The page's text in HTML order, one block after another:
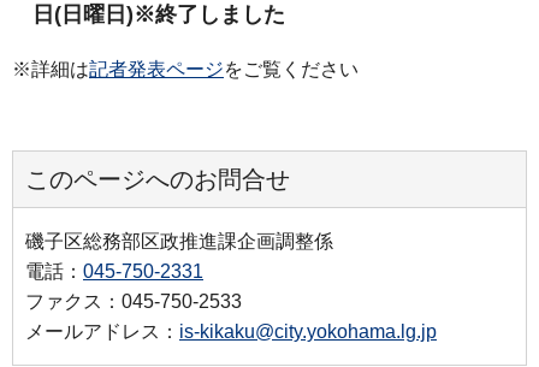
日(日曜日)※終了しました
※詳細は記者発表ページをご覧ください
このページへのお問合せ
磯子区総務部区政推進課企画調整係
電話： 045-750-2331
ファクス：045-750-2533
メールアドレス： is-kikaku@city.yokohama.lg.jp